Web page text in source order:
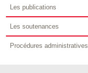
Les publications
Les soutenances
Procédures administratives